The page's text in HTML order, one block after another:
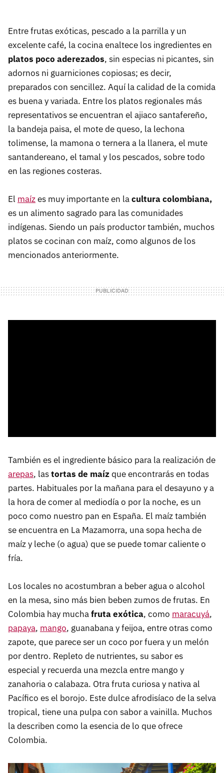
Entre frutas exóticas, pescado a la parrilla y un
excelente café, la cocina enaltece los ingredientes en
platos poco aderezados, sin especias ni picantes, sin
adornos ni guarniciones copiosas; es decir,
preparados con sencillez. Aquí la calidad de la comida
es buena y variada. Entre los platos regionales más
representativos se encuentran el ajiaco santafereño,
la bandeja paisa, el mote de queso, la lechona
tolimense, la mamona o ternera a la llanera, el mute
santandereano, el tamal y los pescados, sobre todo
en las regiones costeras.
El maízes muy importante en lacultura colombiana,
es un alimento sagrado para las comunidades
indígenas. Siendo un país productor también, muchos
platos se cocinan con maíz, como algunos de los
mencionados anteriormente.
También es el ingrediente básico para la realización de
arepas, lastortas de maízque encontrarás en todas
partes. Habituales por la mañana para el desayuno y a
la hora de comer al mediodía o por la noche, es un
poco como nuestro pan en España. El maíz también
se encuentra en La Mazamorra, una sopa hecha de
maíz y leche (o agua) que se puede tomar caliente o
fría.
Los locales no acostumbran a beber agua o alcohol
en la mesa, sino más bien beben zumos de frutas. En
Colombia hay muchafruta exótica, como maracuyá,
papaya, mango, guanabana y feijoa, entre otras como
zapote, que parece ser un coco por fuera y un melón
por dentro. Repleto de nutrientes, su sabor es
especial y recuerda una mezcla entre mango y
zanahoria o calabaza. Otra fruta curiosa y nativa al
Pacífico es el borojo. Este dulce afrodisíaco de la selva
tropical, tiene una pulpa con sabor a vainilla. Muchos
la describen como la esencia de lo que ofrece
Colombia.